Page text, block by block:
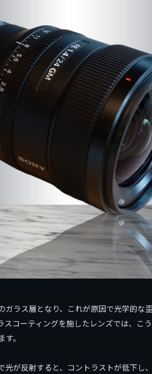
ガラス層となり、これが原因で光学的な
スコーティングを施したレンズでは、こ
。
光が反射すると、コントラストが低下し